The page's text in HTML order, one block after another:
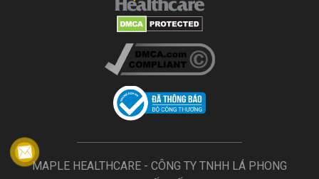
MAPLE HEALTHCARE - CÔNG TY TNHH LÁ PHONG